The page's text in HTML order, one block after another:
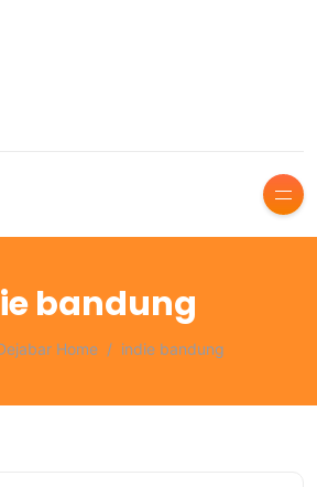
bandung
Home indie bandung